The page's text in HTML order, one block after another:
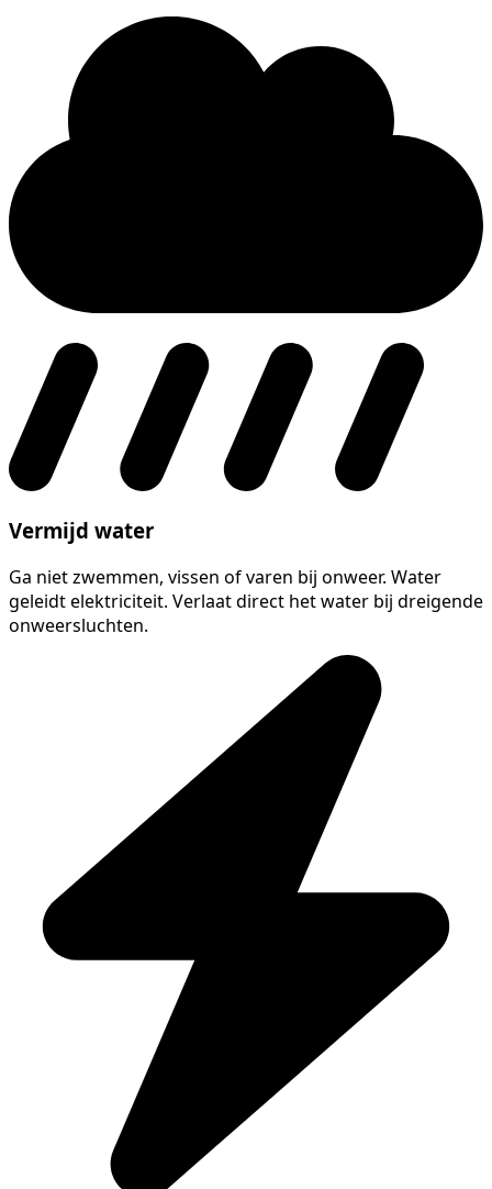
Vermijd water
Ga niet zwemmen, vissen of varen bij onweer. Water
geleidt elektriciteit. Verlaat direct het water bij dreigende
onweersluchten.